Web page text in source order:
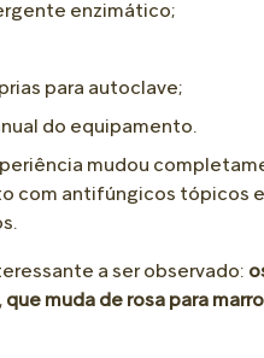
enzimático;
para autoclave;
do equipamento.
mudou
com antifúngicos tópicos
a ser observado:
muda de rosa para